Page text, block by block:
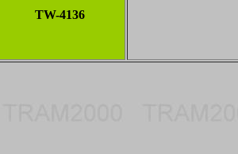
TW-4136